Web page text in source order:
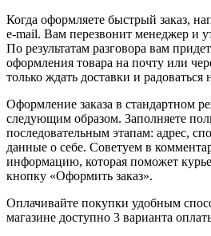
Когда оформляете быстрый заказ,
e-mail. Вам перезвонит менеджер и
По результатам разговора вам
оформления товара на почту или
только ждать доставки и радоваться
Оформление заказа в стандартном
следующим образом. Заполняете
последовательным этапам: адрес,
данные о себе. Советуем в
информацию, которая поможет
кнопку «Оформить заказ».
Оплачивайте покупки удобным
магазине доступно 3 варианта